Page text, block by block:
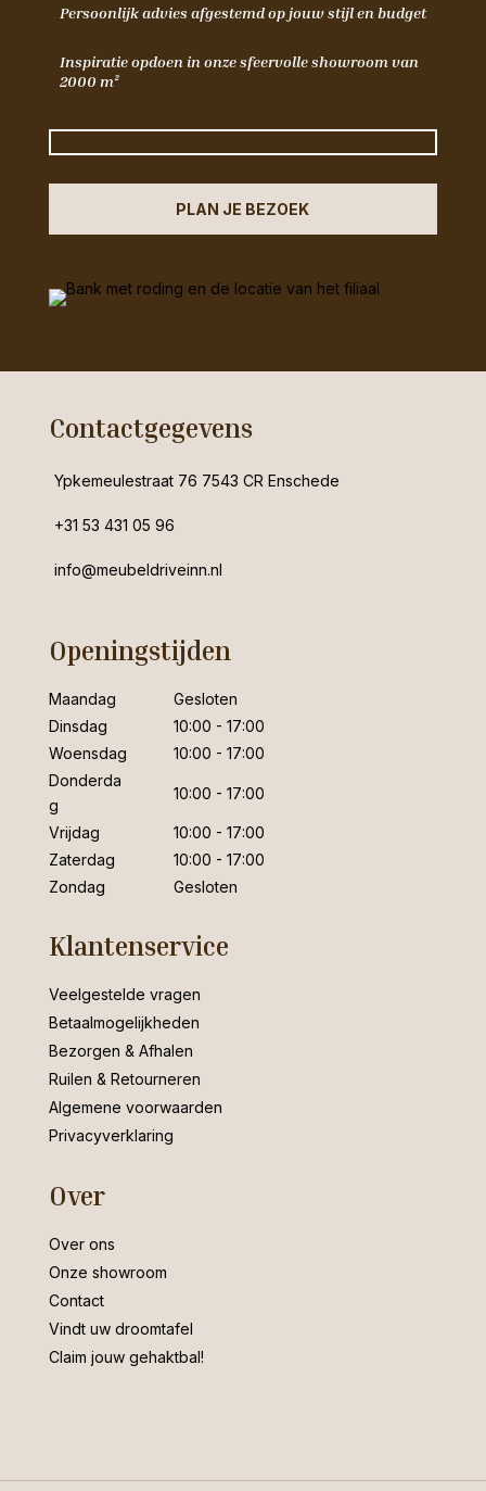
Persoonlijk advies afgestemd op jouw stijl en budget
Inspiratie opdoen in onze sfeervolle showroom van
2000 m²
PLAN JE BEZOEK
Contactgegevens
Ypkemeulestraat 76 7543 CR Enschede
+31 53 431 05 96
info@meubeldriveinn.nl
Openingstijden
Maandag
Gesloten
Dinsdag
10:00 - 17:00
Woensdag
10:00 - 17:00
Donderda
g
10:00 - 17:00
Vrijdag
10:00 - 17:00
Zaterdag
10:00 - 17:00
Zondag
Gesloten
Klantenservice
Veelgestelde vragen
Betaalmogelijkheden
Bezorgen & Afhalen
Ruilen & Retourneren
Algemene voorwaarden
Privacyverklaring
Over
Over ons
Onze showroom
Contact
Vindt uw droomtafel
Claim jouw gehaktbal!